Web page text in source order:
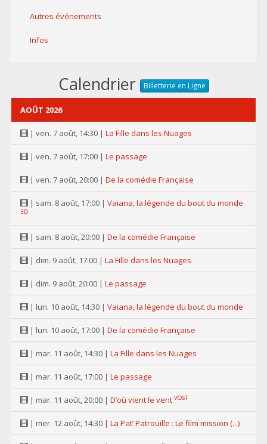
Autres événements
Infos
Calendrier Billetterie en Ligne
AOÛT 2026
| ven. 7 août, 14:30 | La Fille dans les Nuages
| ven. 7 août, 17:00 | Le passage
| ven. 7 août, 20:00 | De la comédie Française
| sam. 8 août, 17:00 | Vaiana, la légende du bout du monde
3D
| sam. 8 août, 20:00 | De la comédie Française
| dim. 9 août, 17:00 | La Fille dans les Nuages
| dim. 9 août, 20:00 | Le passage
| lun. 10 août, 14:30 | Vaiana, la légende du bout du monde
| lun. 10 août, 17:00 | De la comédie Française
| mar. 11 août, 14:30 | La Fille dans les Nuages
| mar. 11 août, 17:00 | Le passage
| mar. 11 août, 20:00 | D’où vient le vent VOST
| mer. 12 août, 14:30 | La Pat’ Patrouille : Le film mission (...)